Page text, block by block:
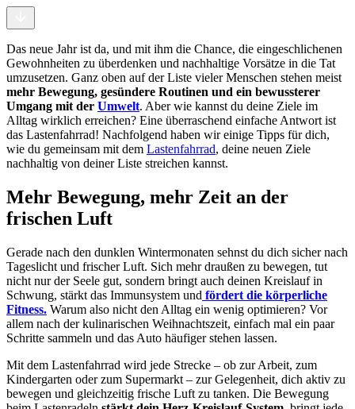
Das neue Jahr ist da, und mit ihm die Chance, die eingeschlichenen
Gewohnheiten zu überdenken und nachhaltige Vorsätze in die Tat
umzusetzen. Ganz oben auf der Liste vieler Menschen stehen meist
mehr Bewegung, gesündere Routinen und ein bewussterer
Umgang mit der Umwelt. Aber wie kannst du deine Ziele im
Alltag wirklich erreichen? Eine überraschend einfache Antwort ist
das Lastenfahrrad! Nachfolgend haben wir einige Tipps für dich,
wie du gemeinsam mit dem Lastenfahrrad, deine neuen Ziele
nachhaltig von deiner Liste streichen kannst.
Mehr Bewegung, mehr Zeit an der
frischen Luft
Gerade nach den dunklen Wintermonaten sehnst du dich sicher nach
Tageslicht und frischer Luft. Sich mehr draußen zu bewegen, tut
nicht nur der Seele gut, sondern bringt auch deinen Kreislauf in
Schwung, stärkt das Immunsystem und fördert die körperliche
Fitness. Warum also nicht den Alltag ein wenig optimieren? Vor
allem nach der kulinarischen Weihnachtszeit, einfach mal ein paar
Schritte sammeln und das Auto häufiger stehen lassen.
Mit dem Lastenfahrrad wird jede Strecke – ob zur Arbeit, zum
Kindergarten oder zum Supermarkt – zur Gelegenheit, dich aktiv zu
bewegen und gleichzeitig frische Luft zu tanken. Die Bewegung